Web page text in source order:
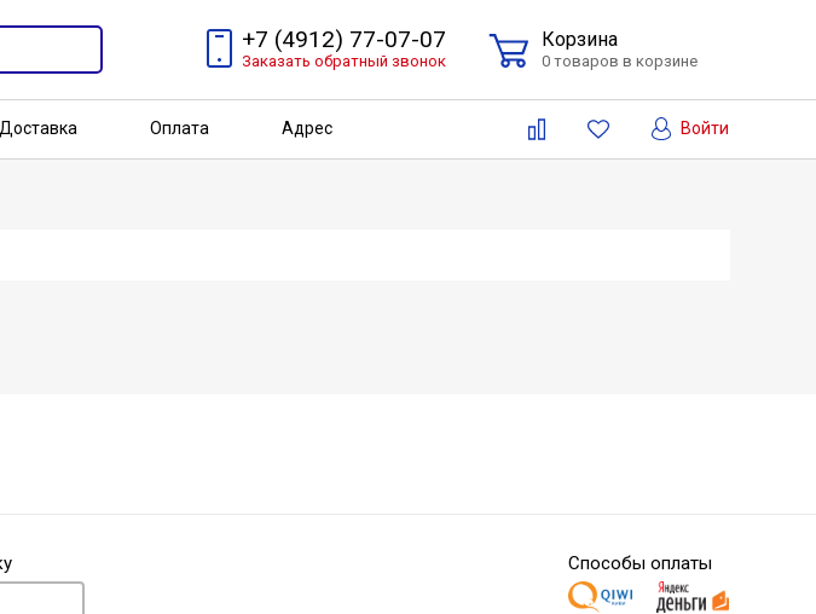
+7 (4912) 77-07-07
Заказать обратный звонок
Корзина
0 товаров в корзине
Доставка Оплата Адрес Войти
Способы оплаты